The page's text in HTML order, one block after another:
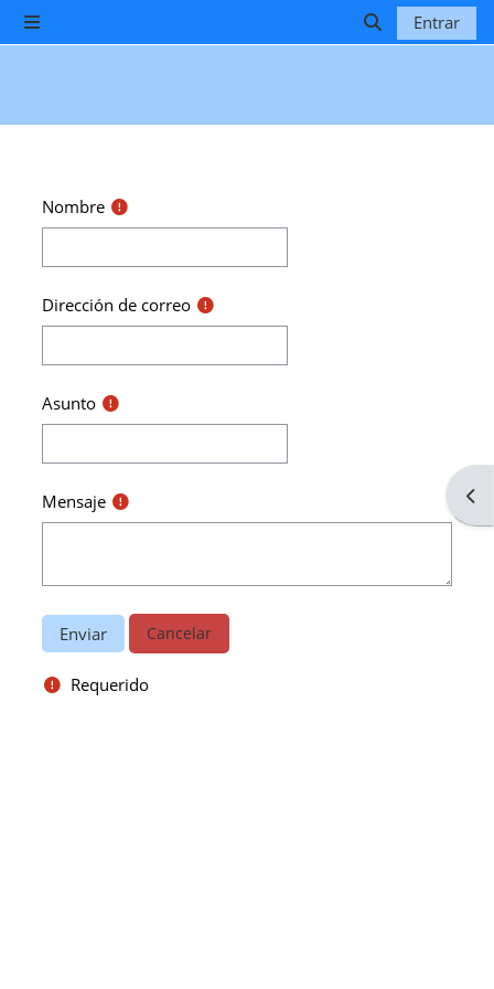
Salta al contenido principal
Panel lateral
Selector de
Entrar
Nombre
Dirección de correo
Asunto
Mensaje
Requerido